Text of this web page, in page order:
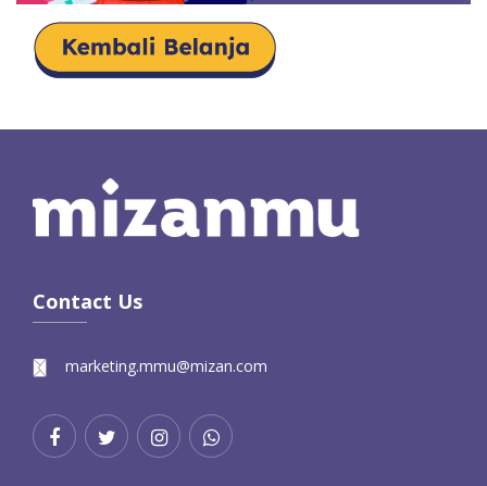
Contact Us
marketing.mmu@mizan.com